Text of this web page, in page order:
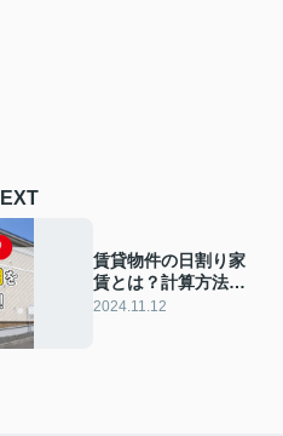
賃貸物件の日割り家
賃とは？計算方法や
初期費用を抑える方
2024.11.12